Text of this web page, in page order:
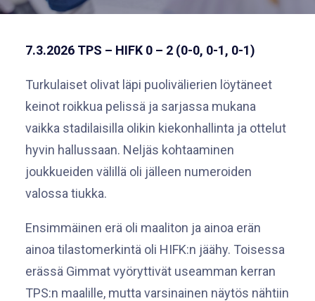
7.3.2026 TPS – HIFK 0 – 2 (0-0, 0-1, 0-1)
Turkulaiset olivat läpi puolivälierien löytäneet
keinot roikkua pelissä ja sarjassa mukana
vaikka stadilaisilla olikin kiekonhallinta ja ottelut
hyvin hallussaan. Neljäs kohtaaminen
joukkueiden välillä oli jälleen numeroiden
valossa tiukka.
Ensimmäinen erä oli maaliton ja ainoa erän
ainoa tilastomerkintä oli HIFK:n jäähy. Toisessa
erässä Gimmat vyöryttivät useamman kerran
TPS:n maalille, mutta varsinainen näytös nähtiin